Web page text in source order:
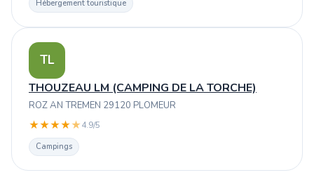
Hébergement touristique
TL
THOUZEAU LM (CAMPING DE LA TORCHE)
ROZ AN TREMEN 29120 PLOMEUR
★★★★★4.9/5
Campings